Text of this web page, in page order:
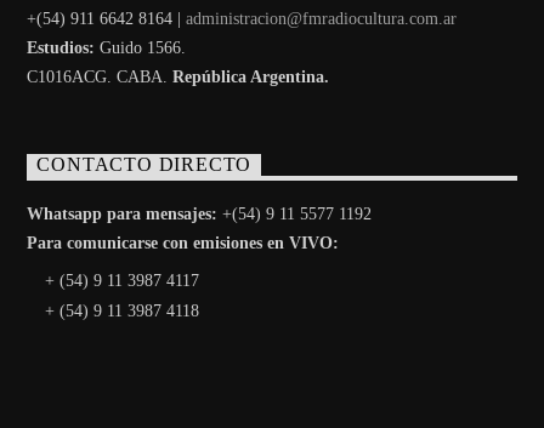
+(54) 911 6642 8164 |administracion@fmradiocultura.com.ar
Estudios: Guido 1566.
C1016ACG . CABA.República Argentina.
CONTACTO DIRECTO
Whatsapp para mensajes: +(54) 9 11 5577 1192
Para comunicarse con emisiones en VIVO:
+ (54) 9 11 3987 4117
+ (54) 9 11 3987 4118